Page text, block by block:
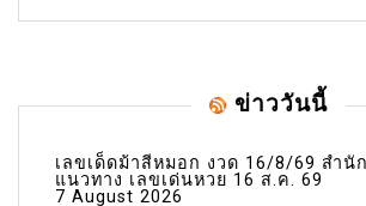
ข่าววันนี้
เลขเด็ดม้าสีหมอก งวด 16/8/69 สำนั
แนวทาง เลขเด่นหวย 16 ส.ค. 69
7 August 2026